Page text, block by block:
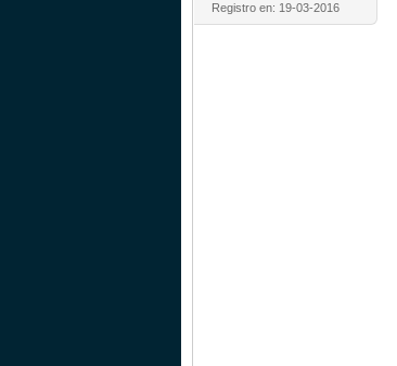
Registro en: 19-03-2016